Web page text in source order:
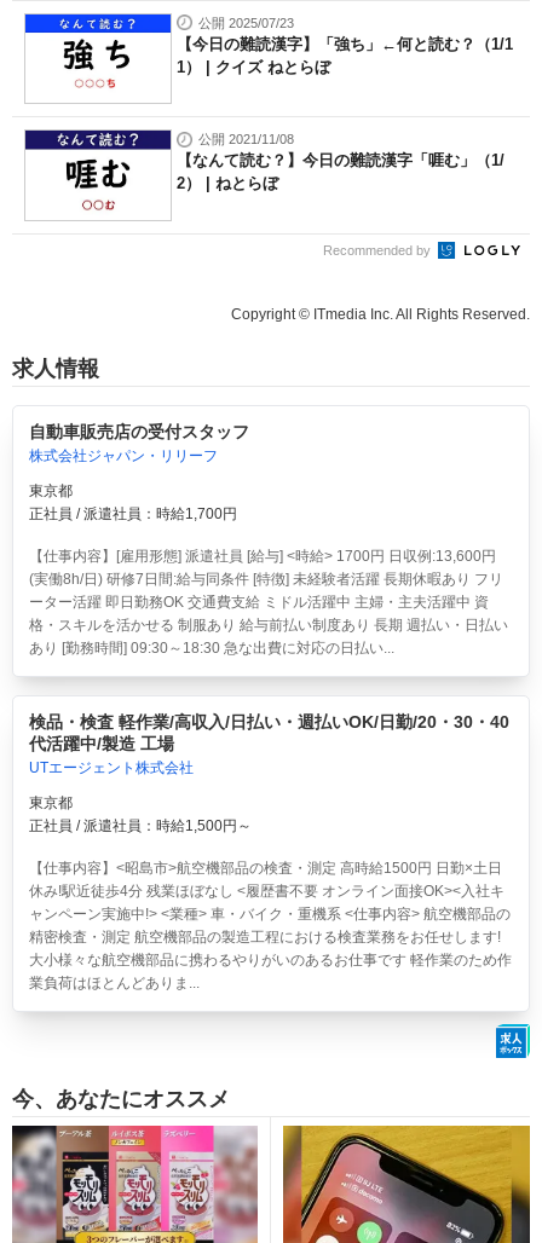
公開 2025/07/23
【今日の難読漢字】「強ち」←何と読む？（1/1
1） | クイズ ねとらぼ
公開 2021/11/08
【なんて読む？】今日の難読漢字「啀む」（1/
2） | ねとらぼ
Recommended by
Copyright © ITmedia Inc. All Rights Reserved.
求人情報
自動車販売店の受付スタッフ
株式会社ジャパン・リリーフ
東京都
正社員 / 派遣社員：時給1,700円
【仕事内容】[雇用形態] 派遣社員 [給与] <時給> 1700円 日収例:13,600円
(実働8h/日) 研修7日間:給与同条件 [特徴] 未経験者活躍 長期休暇あり フリ
ーター活躍 即日勤務OK 交通費支給 ミドル活躍中 主婦・主夫活躍中 資
格・スキルを活かせる 制服あり 給与前払い制度あり 長期 週払い・日払い
あり [勤務時間] 09:30～18:30 急な出費に対応の日払い...
検品・検査 軽作業/高収入/日払い・週払いOK/日勤/20・30・40
代活躍中/製造 工場
UTエージェント株式会社
東京都
正社員 / 派遣社員：時給1,500円～
【仕事内容】<昭島市>航空機部品の検査・測定 高時給1500円 日勤×土日
休み!駅近徒歩4分 残業ほぼなし <履歴書不要 オンライン面接OK><入社キ
ャンペーン実施中!> <業種> 車・バイク・重機系 <仕事内容> 航空機部品の
精密検査・測定 航空機部品の製造工程における検査業務をお任せします!
大小様々な航空機部品に携わるやりがいのあるお仕事です 軽作業のため作
業負荷はほとんどありま...
今、あなたにオススメ